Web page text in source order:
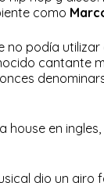
como
no podía
cantante
en
dio un giro